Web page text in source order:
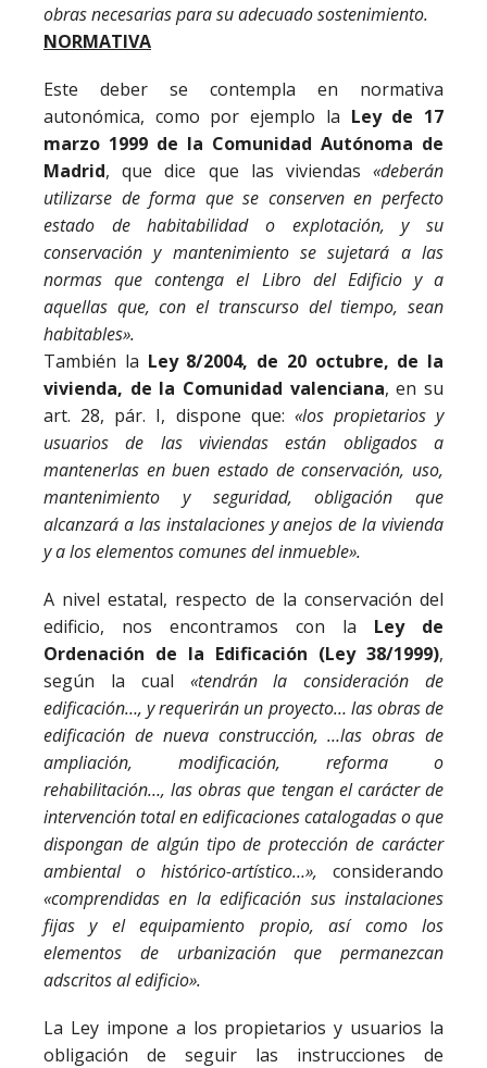
obras necesarias para su adecuado sostenimiento.
NORMATIVA
Este deber se contempla en normativa
autonómica, como por ejemplo la Ley de 17
marzo 1999 de la Comunidad Autónoma de
Madrid, que dice que las viviendas «deberán
utilizarse de forma que se conserven en perfecto
estado
de habitabilidad o explotación, y
su
conservación y mantenimiento se sujetará a las
normas que contenga el Libro del Edificio y a
aquellas que, con el transcurso del tiempo, sean
habitables».
También la Ley 8/2004, de 20 octubre, de la
vivienda, de la Comunidad valenciana, en su
art. 28, pár. I, dispone que: «los propietarios y
usuarios
de las viviendas están obligados
a
mantenerlas en buen estado de conservación, uso,
mantenimiento
y seguridad, obligación
que
alcanzará a las instalaciones y anejos de la vivienda
yaloselementoscomunesdelinmueble».
A nivel estatal, respecto de la conservación del
edificio, nos encontramos con la Ley de
Ordenación de la Edificación (Ley 38/1999),
según la cual «tendrán la consideración
de
edificación…, yrequerirán un proyecto… lasobrasde
edificación de nueva construcción, …las obras de
ampliación,
modificación, reforma
o
rehabilitación…, las obras que tengan el carácter de
intervencióntotalenedificacionescatalogadasoque
dispongan de algún tipo de protección de carácter
ambiental
o histórico-artístico…»,
considerando
«comprendidas en la edificación sus instalaciones
fijas
y el equipamiento propio, así como
los
elementos
de urbanización que
permanezcan
adscritosaledificio».
La Ley impone a los propietarios y usuarios la
obligación de seguir las instrucciones de